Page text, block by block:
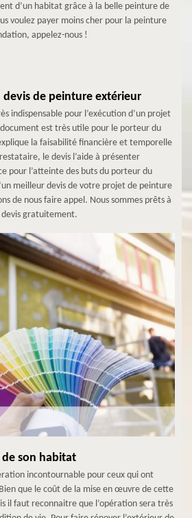
d’un habitat grâce à la belle peinture de
voulez payer moins cher pour la peinture
appelez-nous !
devis de peinture extérieur
indispensable pour l’exécution d’un projet
est très utile pour le porteur du
la faisabilité financière et temporelle
le devis l’aide à présenter
pour l’atteinte des buts du porteur du
meilleur devis de votre projet de peinture
de nous faire appel. Nous sommes prêts à
gratuitement.
de son habitat
incontournable pour ceux qui ont
que le coût de la mise en œuvre de cette
il faut reconnaitre que l’opération sera très